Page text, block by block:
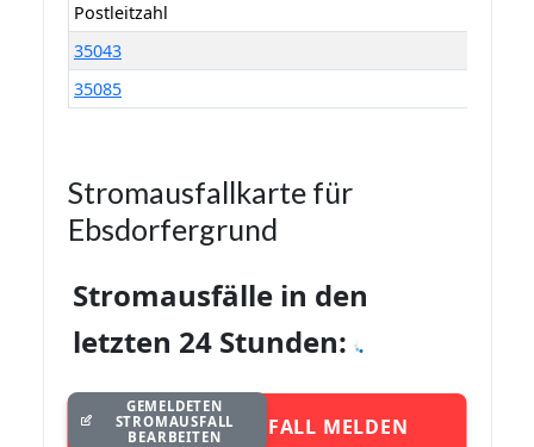
Postleitzahl
35043
35085
Stromausfallkarte für
Ebsdorfergrund
Stromausfälle in den
letzten 24 Stunden:
STROMAUSFALL MELDEN
GEMELDETEN
STROMAUSFALL
BEARBEITEN